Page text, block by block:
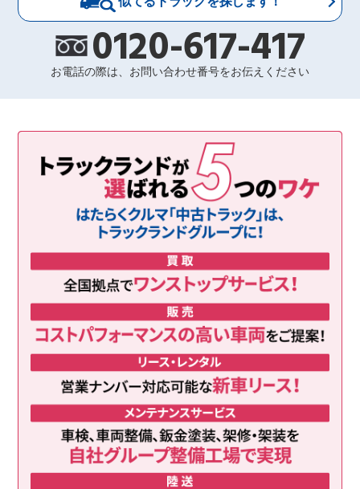
0120-617-417
お電話の際は、お問い合わせ番号をお伝えください